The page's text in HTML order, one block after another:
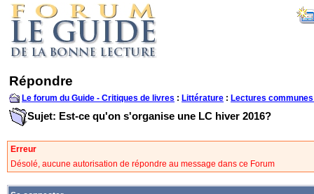
Répondre
Le forum du Guide - Critiques de livres : Littérature : Lectures
Sujet: Est-ce qu'on s'organise une LC hiver 2016?
Erreur
Désolé, aucune autorisation de répondre au message dans ce Forum